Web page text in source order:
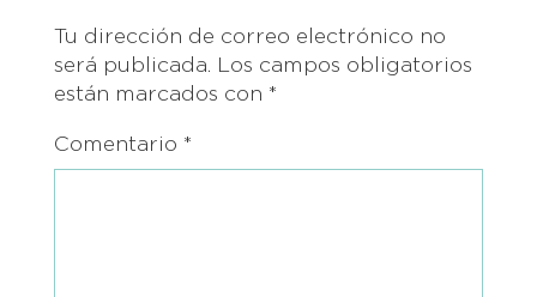
Tu dirección de correo electrónico no
será publicada. Los campos obligatorios
están marcados con *
Comentario *